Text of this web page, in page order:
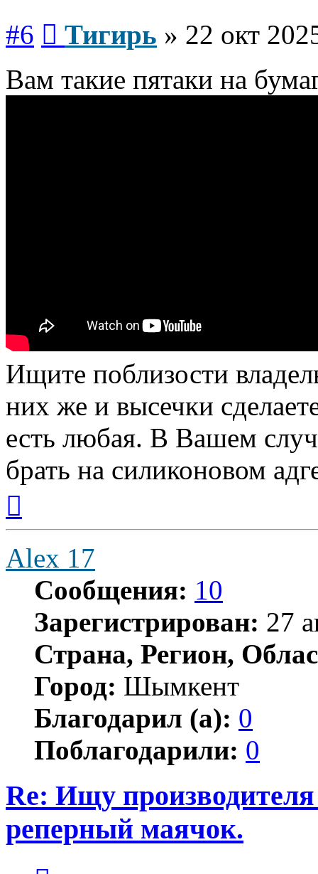
#6 Тигирь » 22 окт
Вам такие пятаки на
Ищите поблизости
них же и высечки
есть любая. В Вашем
брать на силиконовом
началу
Alex 17
Сообщения: 10
Зарегистрирован: 27
Страна, Регион,
Город: Шымкент
Благодарил (а): 0
Поблагодарили: 0
Re: Ищу
реперный маячок.